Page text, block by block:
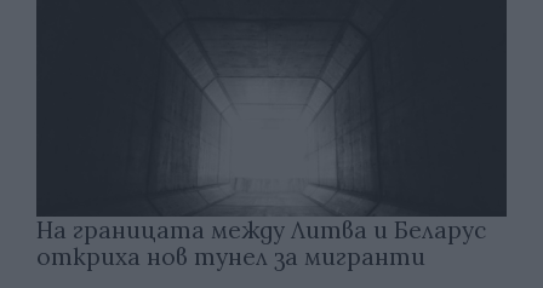
На границата между Литва и Беларус
откриха нов тунел за мигранти